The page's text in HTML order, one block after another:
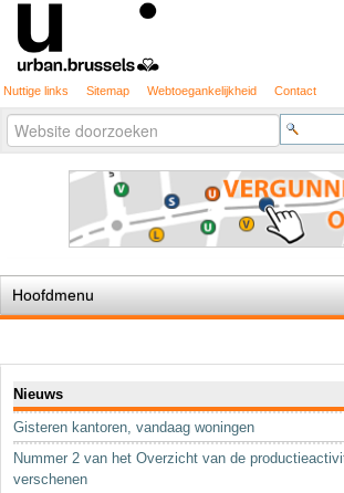
Nuttige links Sitemap Webtoegankelijkheid Contact
Zoek
Geavanceerd
zoeken...
Hoofdmenu
De spelregels
Stedenbouwkundige vergunning
Cartografie
Studies en publicaties
Nieuws
Gisteren kantoren, vandaag woningen
Nummer 2 van het Overzicht van de
verschenen